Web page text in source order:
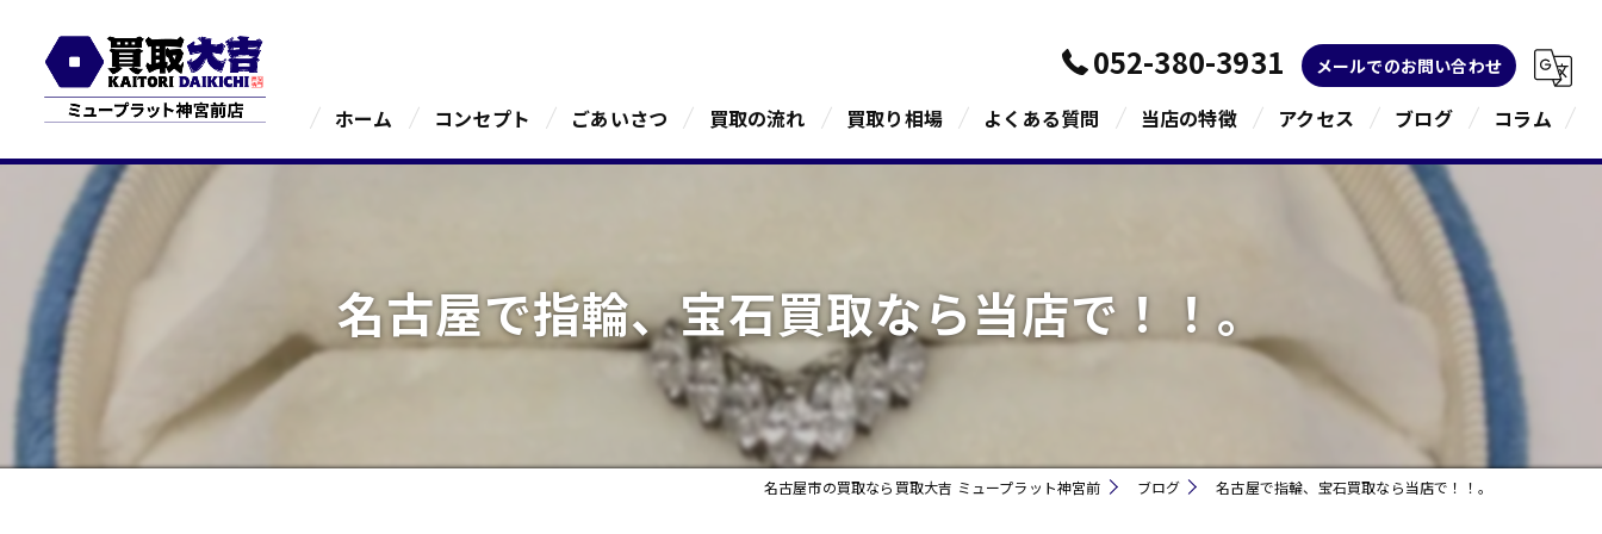
052-380-3931 メールでのお問い合わせ
ホーム コンセプト ごあいさつ 買取の流れ 買取り相場 よくある質問 当店の特徴
宝石
指輪
アクセス ブログ コラム
名古屋で指輪、宝石買取なら当店で！！。
名古屋市の買取なら買取大吉 ミュープラット神宮前 ブログ 名古屋で指輪、宝石買取なら当店で！！。